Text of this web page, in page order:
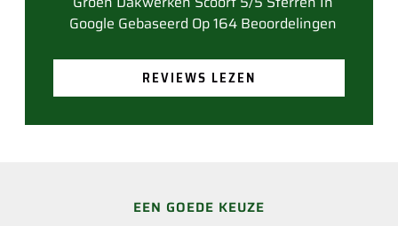
Gebaseerd Op 164 Beoordelingen
REVIEWS LEZEN
EEN GOEDE KEUZE